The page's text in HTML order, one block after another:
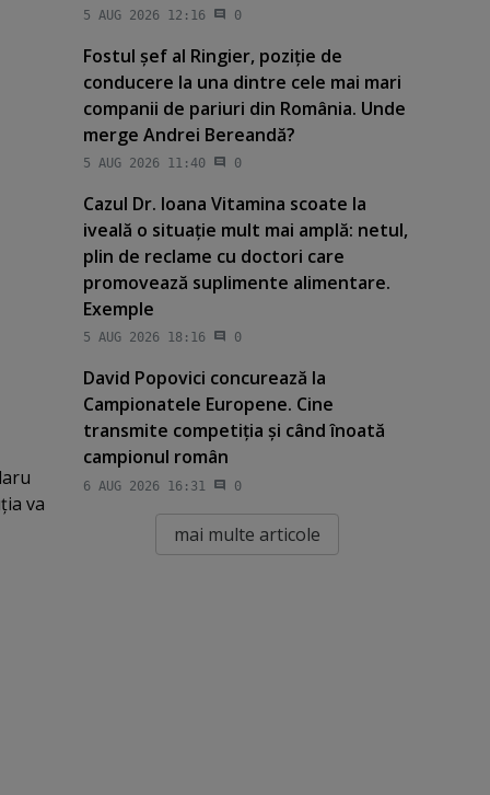
va
5 AUG 2026 12:16 0
Fostul şef al Ringier, poziţie de
conducere la una dintre cele mai mari
companii de pariuri din România. Unde
merge Andrei Bereandă?
5 AUG 2026 11:40 0
Cazul Dr. Ioana Vitamina scoate la
iveală o situaţie mult mai amplă: netul,
plin de reclame cu doctori care
promovează suplimente alimentare.
Exemple
5 AUG 2026 18:16 0
David Popovici concurează la
Campionatele Europene. Cine
transmite competiţia şi când înoată
campionul român
6 AUG 2026 16:31 0
mai multe articole